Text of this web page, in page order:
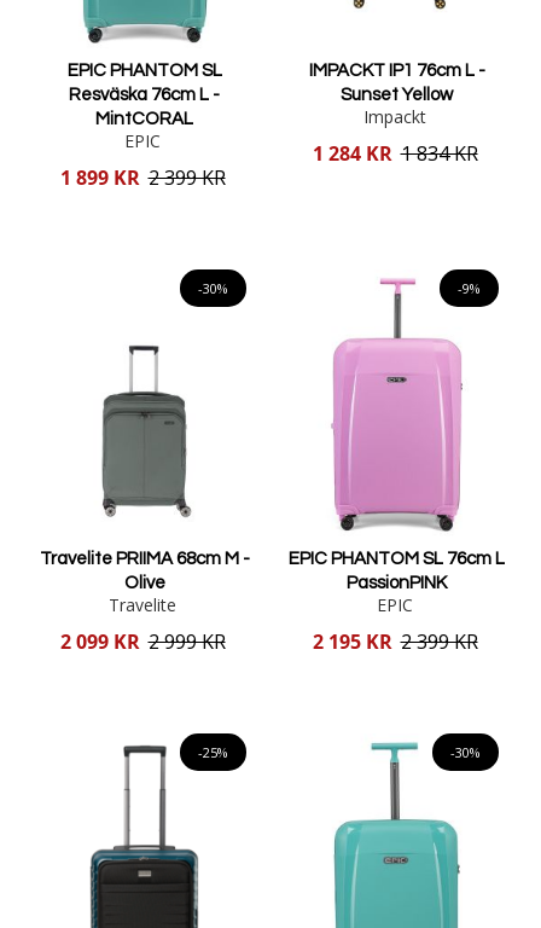
EPIC PHANTOM SL
Resväska 76cm L -
MintCORAL
EPIC
Reducerat
1 899 KR 2 399 KR
IMPACKT IP1 76cm L -
Sunset Yellow
Impackt
Reducerat
1 284 KR 1 834 KR
-30%
Travelite PRIIMA 68cm M -
Olive
Travelite
Reducerat
2 099 KR 2 999 KR
-9%
EPIC PHANTOM SL 76cm L
PassionPINK
EPIC
Reducerat
2 195 KR 2 399 KR
-25% -30%